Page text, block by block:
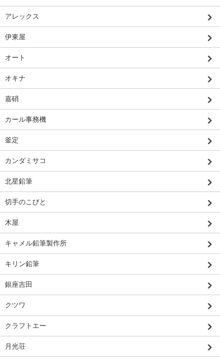
アレックス
伊東屋
オート
オキナ
嘉硝
カール事務機
釜定
カンダミサコ
北星鉛筆
切手のこびと
木屋
キャメル鉛筆製作所
キリン鉛筆
銀座吉田
クツワ
クラフトエー
月光荘